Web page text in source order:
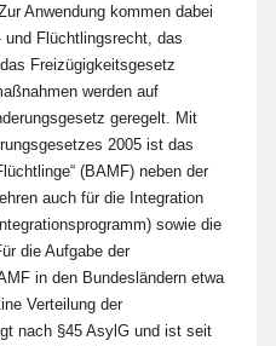
Anwendung kommen dabei
Flüchtlingsrecht, das
Freizügigkeitsgesetz
werden auf
geregelt. Mit
2005 ist das
(BAMF) neben der
auch für die Integration
sowie die
die Aufgabe der
in den Bundesländern etwa
Verteilung der
nach §45 AsylG und ist seit